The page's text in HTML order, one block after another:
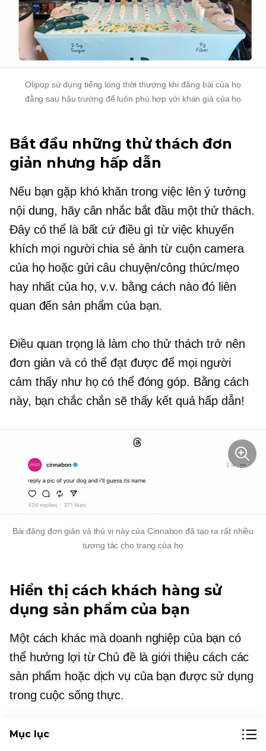
Olipop sử dụng tiếng lóng thời thượng khi đăng bài của họ
đằng sau hậu trường để luôn phù hợp với khán giả của họ
Bắt đầu những thử thách đơn
giản nhưng hấp dẫn
Nếu bạn gặp khó khăn trong việc lên ý tưởng
nội dung, hãy cân nhắc bắt đầu một thử thách.
Đây có thể là bất cứ điều gì từ việc khuyến
khích mọi người chia sẻ ảnh từ cuộn camera
của họ hoặc gửi câu chuyện/công thức/mẹo
hay nhất của họ, v.v. bằng cách nào đó liên
quan đến sản phẩm của bạn.
Điều quan trọng là làm cho thử thách trở nên
đơn giản và có thể đạt được để mọi người
cảm thấy như họ có thể đóng góp. Bằng cách
này, bạn chắc chắn sẽ thấy kết quả hấp dẫn!
Bài đăng đơn giản và thú vị này của Cinnabon đã tạo ra rất nhiều
tương tác cho trang của họ
Hiển thị cách khách hàng sử
dụng sản phẩm của bạn
Một cách khác mà doanh nghiệp của bạn có
thể hưởng lợi từ Chủ đề là giới thiệu cách các
sản phẩm hoặc dịch vụ của bạn được sử dụng
trong cuộc sống thực.
Do người dùng tạo
nội dung là một chiến lược
Mục lục